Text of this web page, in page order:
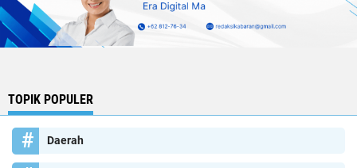
TOPIK POPULER
Daerah